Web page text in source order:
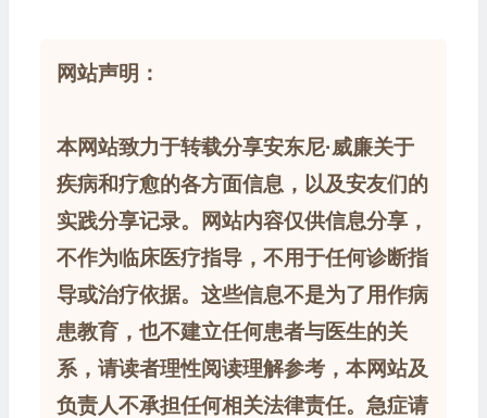
网站声明：
本网站致力于转载分享安东尼·威廉关于
疾病和疗愈的各方面信息，以及安友们的
实践分享记录。网站内容仅供信息分享，
不作为临床医疗指导，不用于任何诊断指
导或治疗依据。这些信息不是为了用作病
患教育，也不建立任何患者与医生的关
系，请读者理性阅读理解参考，本网站及
负责人不承担任何相关法律责任。急症请